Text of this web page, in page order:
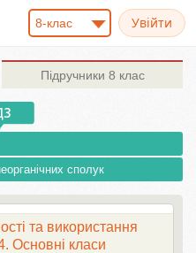
8-клас
Підручники 8 клас
сполук
та використання
Основні класи